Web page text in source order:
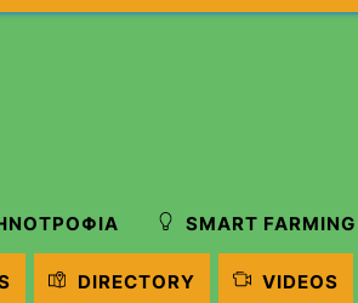
SMART FARMING
DIRECTORY VIDEOS